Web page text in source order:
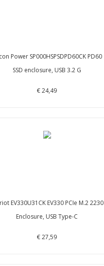
Power SP000HSPSDPD60CK PD60
SSD enclosure, USB 3.2 G
€ 24,49
EV330U31CK EV330 PCIe M.2 2230
Enclosure, USB Type-C
€ 27,59